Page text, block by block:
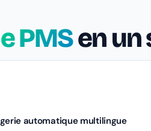
PMSen un
automatique multilingue